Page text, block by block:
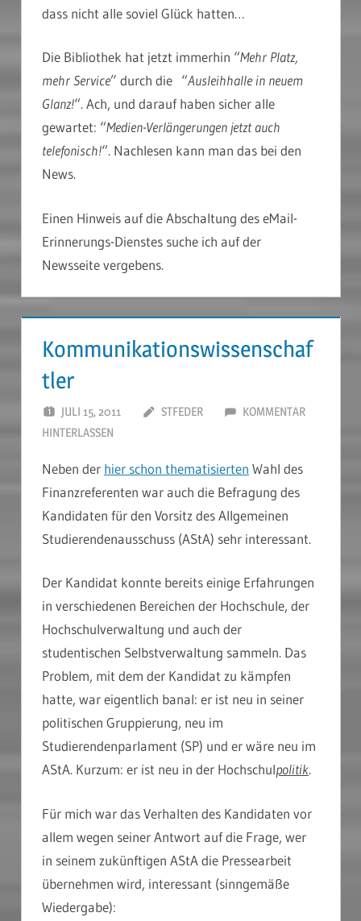
dass nicht alle soviel Glück hatten…
Die Bibliothek hat jetzt immerhin “Mehr Platz,
mehr Service” durch die “Ausleihhalle in neuem
Glanz!“. Ach, und darauf haben sicher alle
gewartet: “Medien-Verlängerungen jetzt auch
telefonisch!“. Nachlesen kann man das bei den
News.
Einen Hinweis auf die Abschaltung des eMail-
Erinnerungs-Dienstes suche ich auf der
Newsseite vergebens.
Kommunikationswissenschaf
tler
JULI 15, 2011 STFEDER
KOMMENTAR
HINTERLASSEN
Neben der hier schon thematisierten Wahl des
Finanzreferenten war auch die Befragung des
Kandidaten für den Vorsitz des Allgemeinen
Studierendenausschuss (AStA) sehr interessant.
Der Kandidat konnte bereits einige Erfahrungen
in verschiedenen Bereichen der Hochschule, der
Hochschulverwaltung und auch der
studentischen Selbstverwaltung sammeln. Das
Problem, mit dem der Kandidat zu kämpfen
hatte, war eigentlich banal: er ist neu in seiner
politischen Gruppierung, neu im
Studierendenparlament (SP) und er wäre neu im
AStA. Kurzum: er ist neu in der Hochschulpolitik.
Für mich war das Verhalten des Kandidaten vor
allem wegen seiner Antwort auf die Frage, wer
in seinem zukünftigen AStA die Pressearbeit
übernehmen wird, interessant (sinngemäße
Wiedergabe):